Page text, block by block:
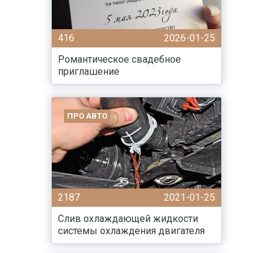
416
2026-01-25
Романтическое свадебное
приглашение
ПРО АВТО
2187
2021-01-25
Слив охлаждающей жидкости
системы охлаждения двигателя